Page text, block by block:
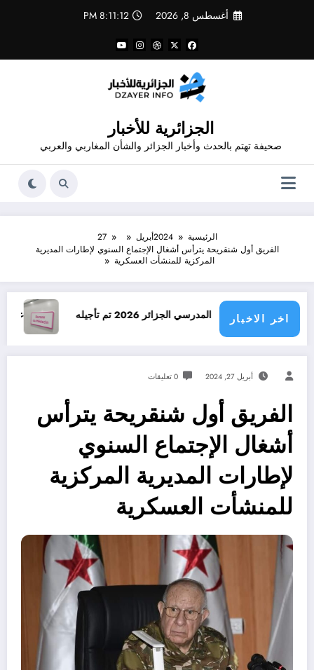
أغسطس 8, 2026 8:11:13 PM
الجزائرية للأخبار
صحيفة تهتم بالحدث وأخبار الجزائر والشأن المغاربي والعربي
الرئيسية 2024أبريل
27
الفريق أول شنقريحة يترأس أشغال الإجتماع السنوي لإطارات المديرية
المركزية للمنشأت العسكرية
اخر الاخبار
الدخول المدرسي الجزائر 2026 تم تأجيله عناوين وأرقام
أبريل 27, 2024 0 تعليقات
الفريق أول شنقريحة يترأس
أشغال الإجتماع السنوي
لإطارات المديرية المركزية
للمنشأت العسكرية